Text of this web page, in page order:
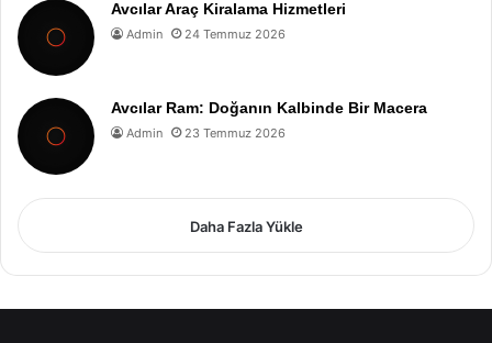
Avcılar Araç Kiralama Hizmetleri
Admin 24 Temmuz 2026
Avcılar Ram: Doğanın Kalbinde Bir Macera
Admin 23 Temmuz 2026
Daha Fazla Yükle